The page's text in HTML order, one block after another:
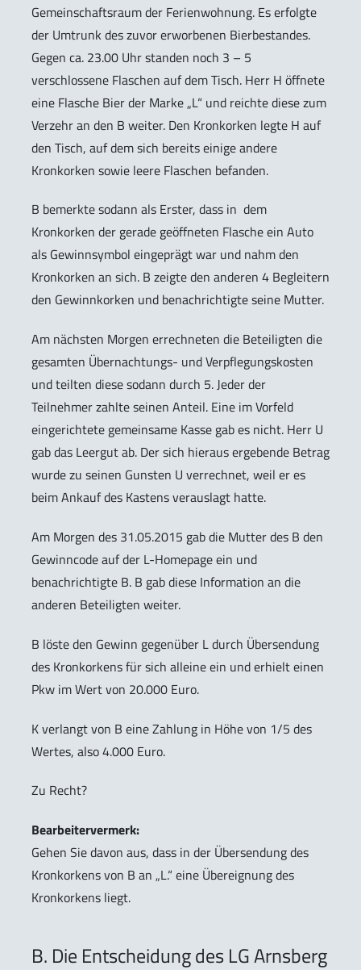
Gemeinschaftsraum der Ferienwohnung. Es erfolgte
der Umtrunk des zuvor erworbenen Bierbestandes.
Gegen ca. 23.00 Uhr standen noch 3 – 5
verschlossene Flaschen auf dem Tisch. Herr H öffnete
eine Flasche Bier der Marke „L“ und reichte diese zum
Verzehr an den B weiter. Den Kronkorken legte H auf
den Tisch, auf dem sich bereits einige andere
Kronkorken sowie leere Flaschen befanden.
B bemerkte sodann als Erster, dass in dem
Kronkorken der gerade geöffneten Flasche ein Auto
als Gewinnsymbol eingeprägt war und nahm den
Kronkorken an sich. B zeigte den anderen 4 Begleitern
den Gewinnkorken und benachrichtigte seine Mutter.
Am nächsten Morgen errechneten die Beteiligten die
gesamten Übernachtungs- und Verpflegungskosten
und teilten diese sodann durch 5. Jeder der
Teilnehmer zahlte seinen Anteil. Eine im Vorfeld
eingerichtete gemeinsame Kasse gab es nicht. Herr U
gab das Leergut ab. Der sich hieraus ergebende Betrag
wurde zu seinen Gunsten U verrechnet, weil er es
beim Ankauf des Kastens verauslagt hatte.
Am Morgen des 31.05.2015 gab die Mutter des B den
Gewinncode auf der L-Homepage ein und
benachrichtigte B. B gab diese Information an die
anderen Beteiligten weiter.
B löste den Gewinn gegenüber L durch Übersendung
des Kronkorkens für sich alleine ein und erhielt einen
Pkw im Wert von 20.000 Euro.
K verlangt von B eine Zahlung in Höhe von 1/5 des
Wertes, also 4.000 Euro.
Zu Recht?
Bearbeitervermerk:
Gehen Sie davon aus, dass in der Übersendung des
Kronkorkens von B an „L.“ eine Übereignung des
Kronkorkens liegt.
B. Die Entscheidung des LG Arnsberg